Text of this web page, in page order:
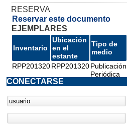
RESERVA
Reservar este documento
EJEMPLARES
Inventario
Ubicación
en el
estante
Tipo de
medio
RPP201320RPP201320Publicación
Periódica
CONECTARSE